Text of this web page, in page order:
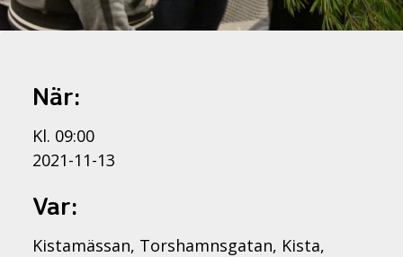
När:
Kl. 09:00
2021-11-13
Var:
Kistamässan, Torshamnsgatan, Kista,